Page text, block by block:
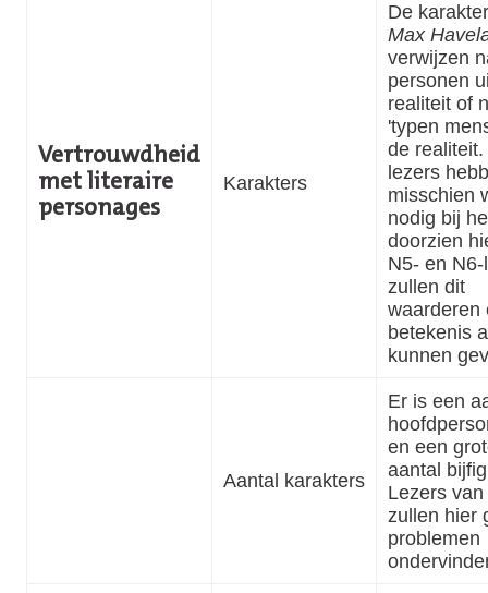
Vertrouwdheid
met literaire
personages
Karakters
De
Max
verwijzen
personen
realiteit of
'typen
de
lezers
misschien
nodig bij
doorzien
N5- en
zullen dit
waarderen
betekenis
kunnen
Aantal karakters
Er is een
en een
aantal
Lezers
zullen hier
problemen